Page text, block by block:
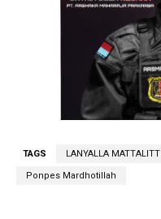
TAGS LANYALLA MATTALITTI
Ponpes Mardhotillah